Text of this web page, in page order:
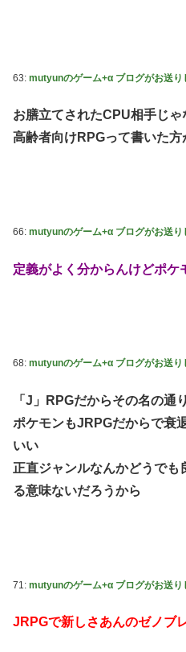
63: mutyunのゲーム+α ブログがお送り
お膳立てされたCPU相手じ
高齢者向けRPGって書いた
66: mutyunのゲーム+α ブログがお送り
定義がよく分からんけどポケ
68: mutyunのゲーム+α ブログがお送り
「J」RPGだからその名の通
ポケモンもJRPGだからで衰
いい
正直ジャンルなんかどうで
る意味ないだろうから
71: mutyunのゲーム+α ブログがお送り
JRPGで新しさあんのゼノブ